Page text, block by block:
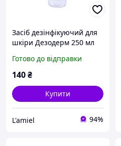
Засіб дезінфікуючий для
шкіри Дезодерм 250 мл
Готово до відправки
140₴
Купити
L'amiel 94%